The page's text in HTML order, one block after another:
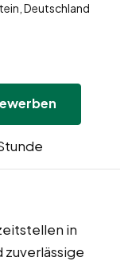
Deutschland
in